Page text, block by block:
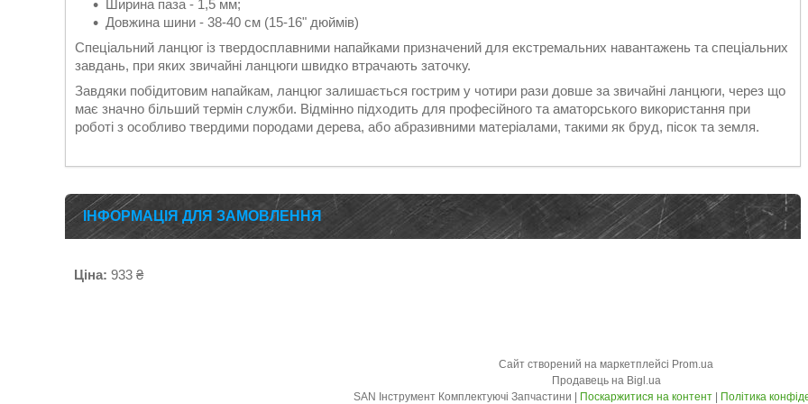
Ширина паза - 1,5 мм;
Довжина шини - 38-40 см (15-16" дюймів)
Спеціальний ланцюг із твердосплавними напайками призначений для екстремальних навантажень та спеціальних
завдань, при яких звичайні ланцюги швидко втрачають заточку.
Завдяки побідитовим напайкам, ланцюг залишається гострим у чотири рази довше за звичайні ланцюги, через що
має значно більший термін служби. Відмінно підходить для професійного та аматорського використання при
роботі з особливо твердими породами дерева, або абразивними матеріалами, такими як бруд, пісок та земля.
ІНФОРМАЦІЯ ДЛЯ ЗАМОВЛЕННЯ
Ціна: 933 ₴
Сайт створений на маркетплейсі Prom.ua
Продавець на Bigl.ua
Поскаржитися на контент Політика